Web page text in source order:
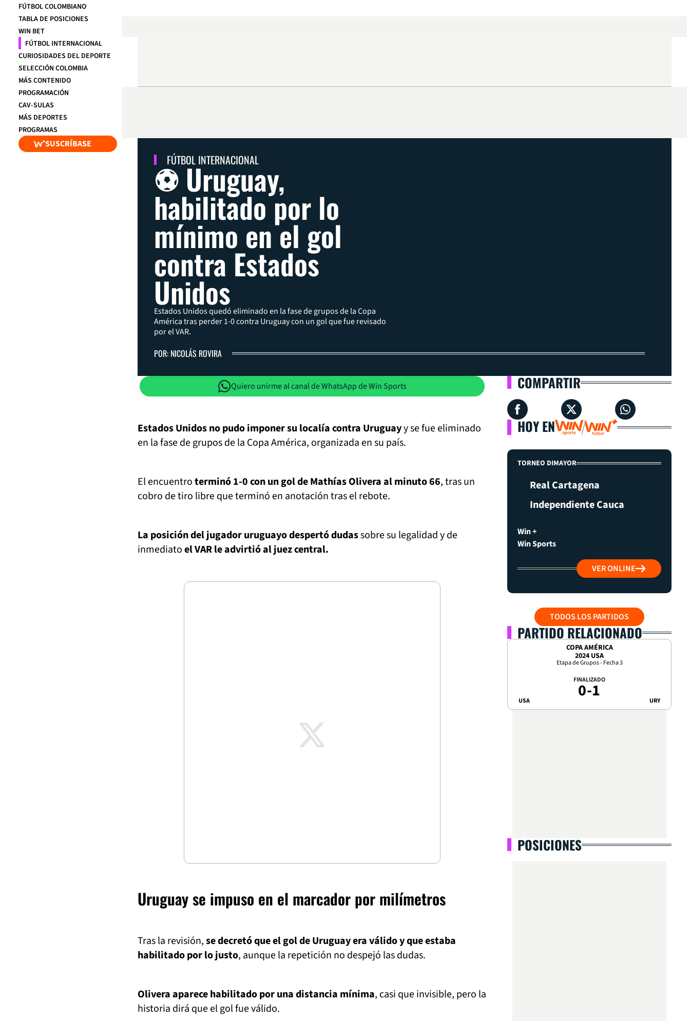
FÚTBOL COLOMBIANO
TABLA DE POSICIONES
WIN BET
FÚTBOL INTERNACIONAL
CURIOSIDADES DEL DEPORTE
SELECCIÓN COLOMBIA
MÁS CONTENIDO
PROGRAMACIÓN
CAV-SULAS
MÁS DEPORTES
PROGRAMAS
SUSCRÍBASE
FÚTBOL INTERNACIONAL
⚽ Uruguay,
habilitado por lo
mínimo en el gol
contra Estados
Unidos
Estados Unidos quedó eliminado en la fase de grupos de la Copa
América tras perder 1-0 contra Uruguay con un gol que fue revisado
por el VAR.
POR: NICOLÁS ROVIRA
Quiero unirme al canal de WhatsApp de Win Sports
Estados Unidos no pudo imponer su localía contra Uruguayy se fue eliminado
en la fase de grupos de la Copa América, organizada en su país.
El encuentroterminó 1-0 con un gol de Mathías Olivera al minuto 66, tras un
cobro de tiro libre que terminó en anotación tras el rebote.
La posición del jugador uruguayo despertó dudassobre su legalidad y de
inmediatoel VAR le advirtió al juez central.
Uruguay se impuso en el marcador por milímetros
Tras la revisión,se decretó que el gol de Uruguay era válido y que estaba
habilitado por lo justo, aunque la repetición no despejó las dudas.
Olivera aparece habilitado por una distancia mínima, casi que invisible, pero la
historia dirá que el gol fue válido.
COMPARTIR
HOY EN
TORNEO DIMAYOR
Real Cartagena
Independiente Cauca
Win +
Win Sports
VER ONLINE
TODOS LOS PARTIDOS
PARTIDO RELACIONADO
COPA AMÉRICA
2024 USA
Etapa de Grupos - Fecha 3
USA
FINALIZADO
0-1 URY
POSICIONES